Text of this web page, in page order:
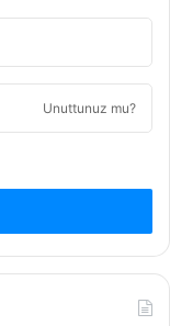
Unuttunuz mu?